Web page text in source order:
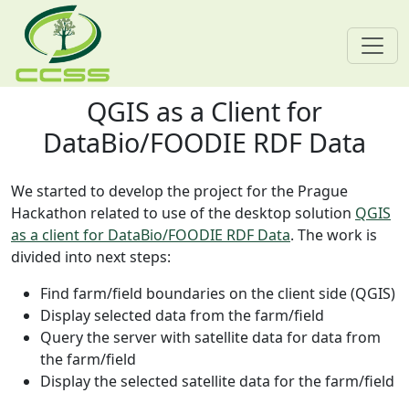
Skip navigationQGIS as a Client for
DataBio/FOODIE RDF Data
We started to develop the project for the Prague
Hackathon related to use of the desktop solution QGIS
as a client for DataBio/FOODIE RDF Data. The work is
divided into next steps:
Find farm/field boundaries on the client side (QGIS)
Display selected data from the farm/field
Query the server with satellite data for data from
the farm/field
Display the selected satellite data for the farm/field